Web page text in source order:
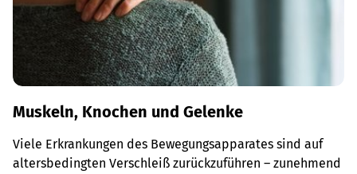
Muskeln, Knochen und Gelenke
Viele Erkrankungen des Bewegungsapparates sind auf
altersbedingten Verschleiß zurückzuführen – zunehmend